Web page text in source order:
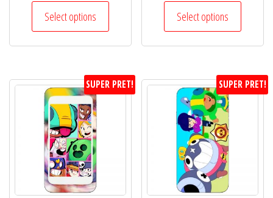
Select options Select options
SUPER PRET! SUPER PRET!